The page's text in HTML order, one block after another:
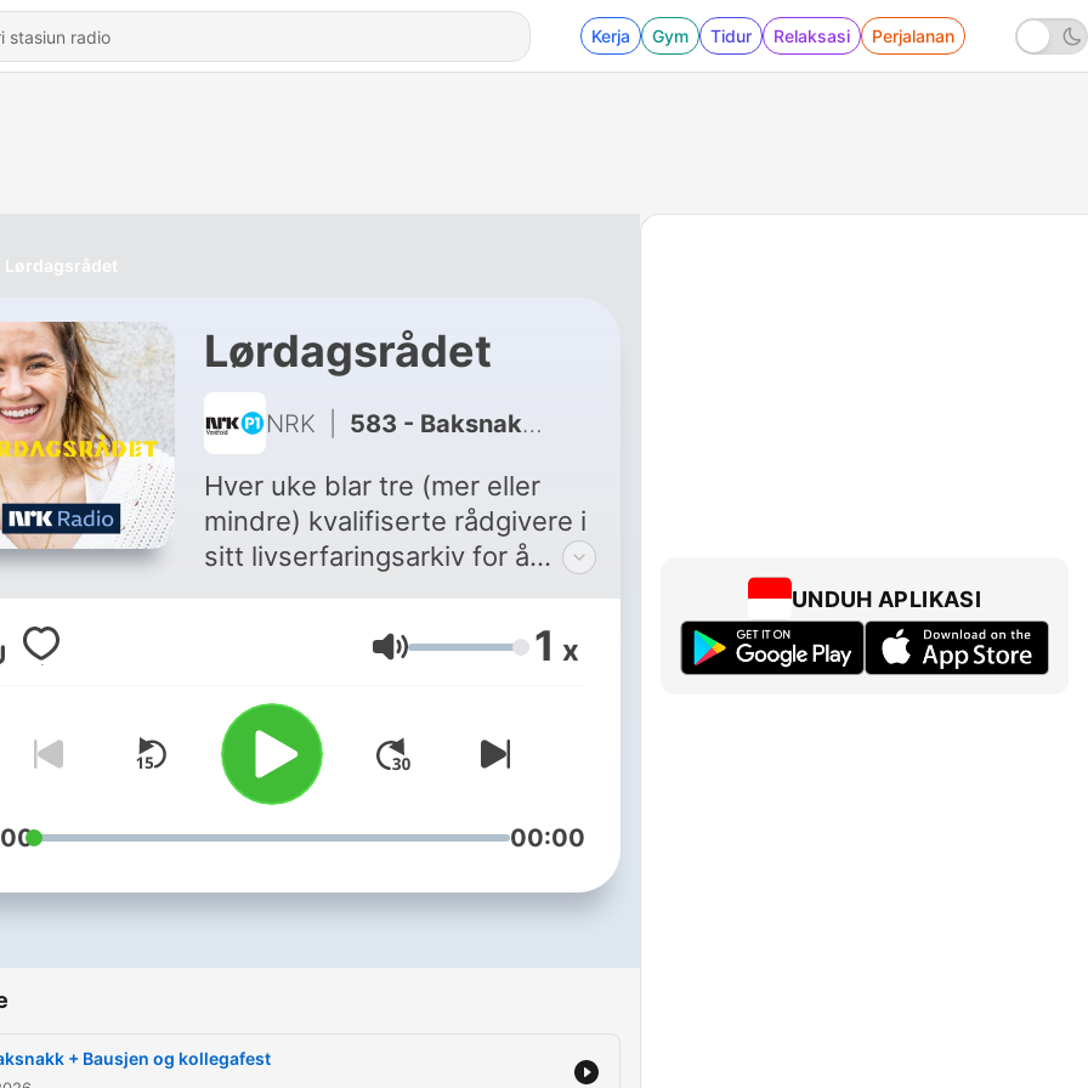
Kerja Gym Tidur Relaksasi Perjalanan
Lørdagsrådet
Lørdagsrådet
NRK 583 - Baksnakk + Bausjen og kollegafest
Hver uke blar tre (mer eller
mindre) kvalifiserte rådgivere i
sitt livserfaringsarkiv for å
hjelpe deg. Lurer du på om du
skal gjøre det slutt, er naboen
din en tyrann eller er du
håpløst forelsket? Vi skal prøve
å gi deg gode råd.
Hør alle
episodene i appen NRK Radio
Volume 1 x
00:00
+ Bausjen og kollegafest
UNDUH APLIKASI